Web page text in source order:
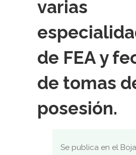
varias
de FEA y
de tomas
posesión.
Se publica en el